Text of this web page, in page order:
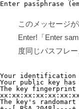
Enter passphrase
このメッセージ
Enter!「Enter
度同じパスフレ
Your identification
Your public key has
The key
The key's